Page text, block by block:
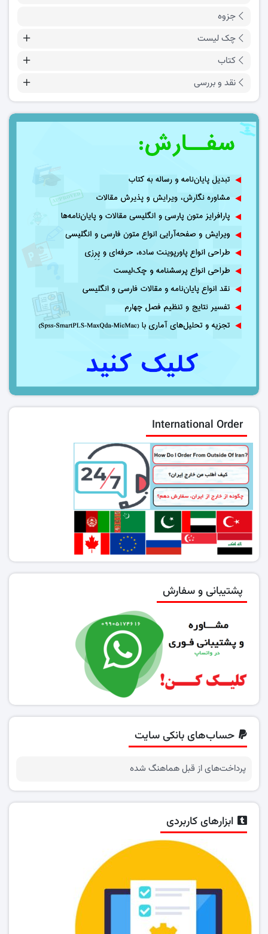
جزوه
چک لیست
کتاب
نقد و بررسی
International Order
پشتیبانی و سفارش
حساب‌های بانکی سایت
پرداخت‌های از قبل هماهنگ شده
ابزارهای کاربردی